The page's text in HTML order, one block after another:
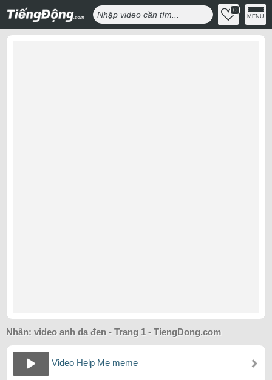
0
MENU
Nhãn: video anh da đen - Trang 1 - TiengDong.com
Video Help Me meme